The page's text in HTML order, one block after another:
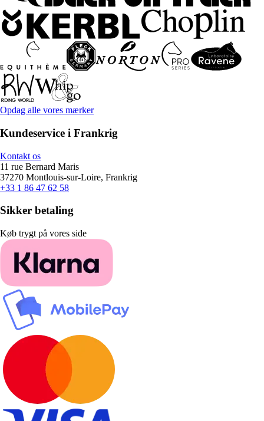
Opdag alle vores mærker
Kundeservice i Frankrig
Kontakt os
11 rue Bernard Maris
37270 Montlouis-sur-Loire, Frankrig
+33 1 86 47 62 58
Sikker betaling
Køb trygt på vores side